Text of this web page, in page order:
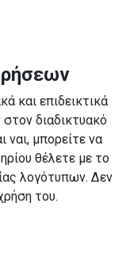
και επιδεικτικά
διαδικτυακό
μπορείτε να
θέλετε με το
λογότυπων. Δεν
του.